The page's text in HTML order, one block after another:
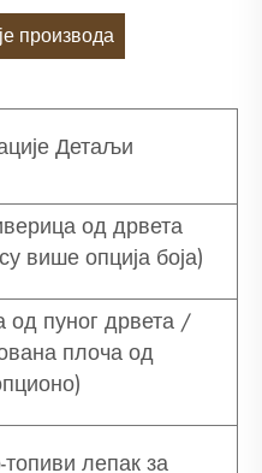
производа
Детаљи
од дрвета
више опција боја)
од пуног дрвета /
плоча од
лепак за